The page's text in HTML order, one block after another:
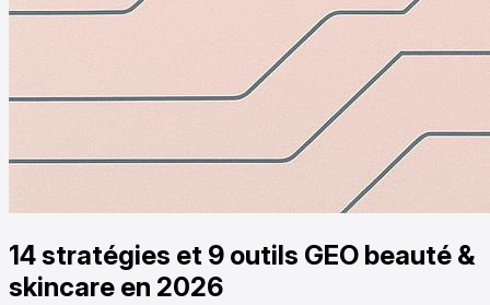
14 stratégies et 9 outils GEO beauté &
skincare en 2026